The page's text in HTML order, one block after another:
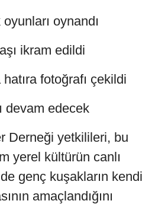
oynandı
ikram edildi
fotoğrafı çekildi
devam edecek
Derneği yetkilileri, bu
yerel kültürün canlı
genç kuşakların kendi
amaçlandığını